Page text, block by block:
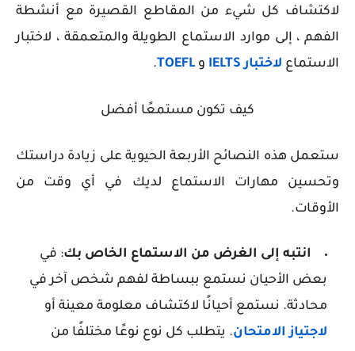
لاكتشاف كل شيء من المقاطع القصيرة مع أنشطة
الفهم ، إلى موارد الاستماع الطويلة والمتعمقة ، لاختبار
الاستماع لاختبار IELTS و TOEFL
.
كيف تكون مستمعًا أفضل
ستعمل هذه النصائح الأربعة الحيوية على زيادة دراستك
وتحسين مهارات الاستماع لديك في أي وقت من
الأوقات.
انتبه إلى الغرض من الاستماع الخاص بك: في
بعض الأحيان نستمع ببساطة لفهم شخص آخر في
محادثة. نستمع أحيانًا لاكتشاف معلومة معينة أو
لاجتياز الامتحان. يتطلب كل نوع نوعًا مختلفًا من